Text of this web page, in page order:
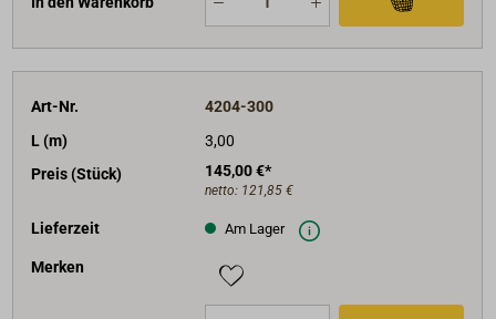
Art-Nr.
4204-300
L (m)
3,00
Preis (Stück)
145,00 €*
netto: 121,85 €
Lieferzeit Am Lager
Merken